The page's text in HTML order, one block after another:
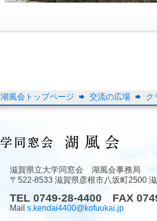
湖風会トップページ 交流の広場 ク
滋賀県立大学同窓会 湖風会事務局
〒522-8533 滋賀県彦根市八坂町2500
TEL 0749-28-4400 FAX
Mail s.kendai4400@kofuukai.jp